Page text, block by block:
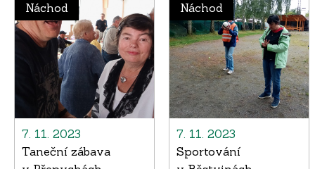
Náchod
7. 11. 2023
Taneční zábava
Náchod
7. 11. 2023
Sportování